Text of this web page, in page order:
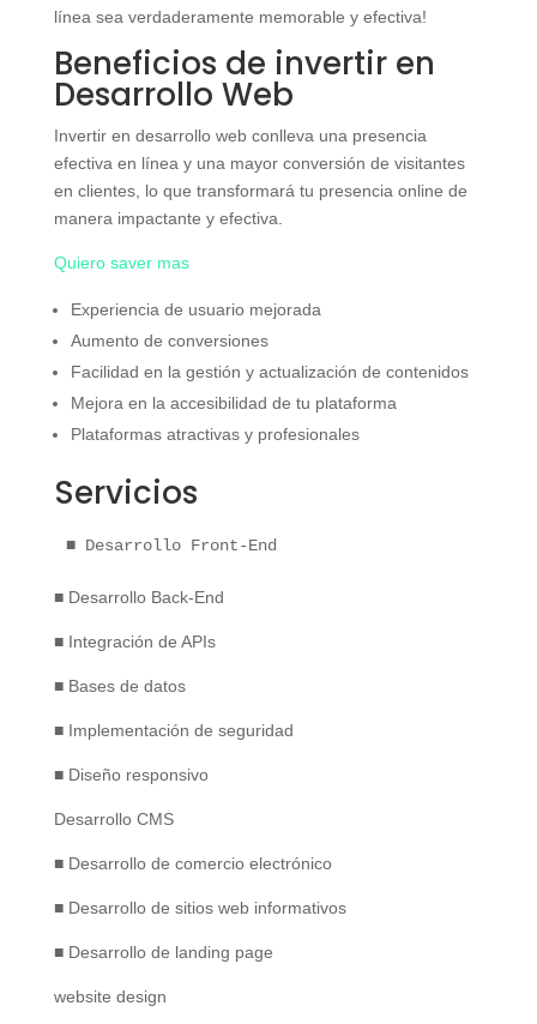
línea sea verdaderamente memorable y efectiva!
Beneficios de invertir en
Desarrollo Web
Invertir en desarrollo web conlleva una presencia
efectiva en línea y una mayor conversión de visitantes
en clientes, lo que transformará tu presencia online de
manera impactante y efectiva.
Quiero saver mas
Experiencia de usuario mejorada
Aumento de conversiones
Facilidad en la gestión y actualización de contenidos
Mejora en la accesibilidad de tu plataforma
Plataformas atractivas y profesionales
Servicios
■ Desarrollo Front-End
■ Desarrollo Back-End
■ Integración de APIs
■ Bases de datos
■ Implementación de seguridad
■ Diseño responsivo
Desarrollo CMS
■ Desarrollo de comercio electrónico
■ Desarrollo de sitios web informativos
■ Desarrollo de landing page
website design